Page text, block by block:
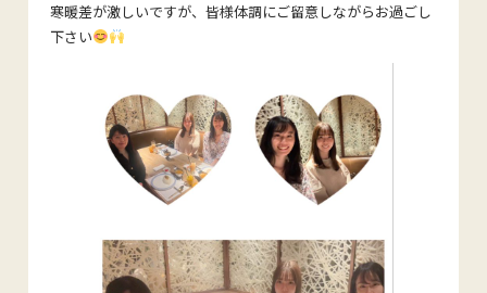
寒暖差が激しいですが、皆様体調にご留意しながらお過ごし
下さい